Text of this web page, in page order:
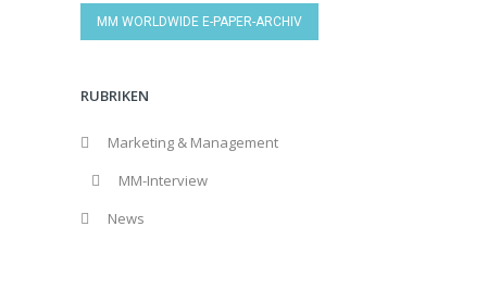
MM WORLDWIDE E-PAPER-ARCHIV
RUBRIKEN
Marketing & Management
MM-Interview
News